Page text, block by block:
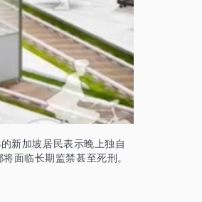
的新加坡居民表示晚上独自
面临长期监禁甚至死刑。